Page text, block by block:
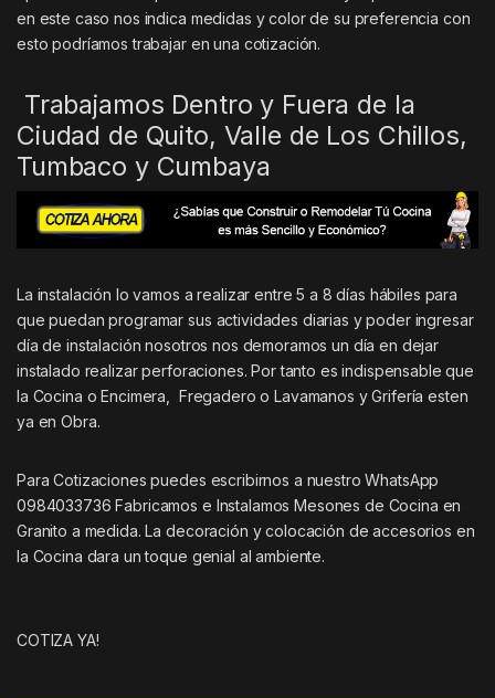
en este caso nos indica medidas y color de su preferencia con
esto podríamos trabajar en una cotización.
Trabajamos Dentro y Fuera de la
Ciudad de Quito, Valle de Los Chillos,
Tumbaco y Cumbaya
La instalación lo vamos a realizar entre 5 a 8 días hábiles para
que puedan programar sus actividades diarias y poder ingresar
día de instalación nosotros nos demoramos un día en dejar
instalado realizar perforaciones. Por tanto es indispensable que
la Cocina o Encimera, Fregadero o Lavamanos y Grifería esten
ya en Obra.
Para Cotizaciones puedes escribirnos a nuestro WhatsApp
0984033736 Fabricamos e Instalamos Mesones de Cocina en
Granito a medida. La decoración y colocación de accesorios en
la Cocina dara un toque genial al ambiente.
COTIZA YA!